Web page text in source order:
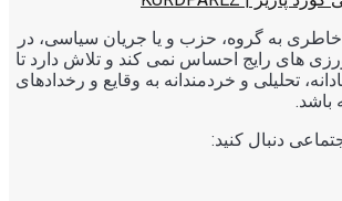
خاطری به گروه، حزب و یا جریان سیاسی، در
های رایج احساس نمی کند و تلاش دارد تا
تحلیلی و خردمندانه به وقایع و رخدادهای
باشد.
دنبال کنید: